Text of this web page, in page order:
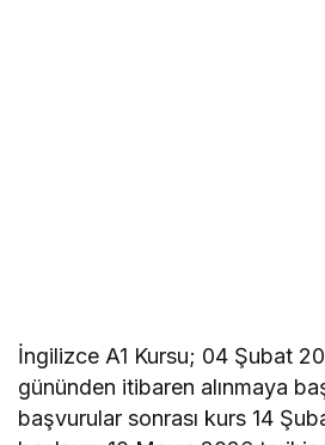
İngilizce A1 Kursu; 04 Şubat
gününden itibaren alınmaya
başvurular sonrası kurs 14